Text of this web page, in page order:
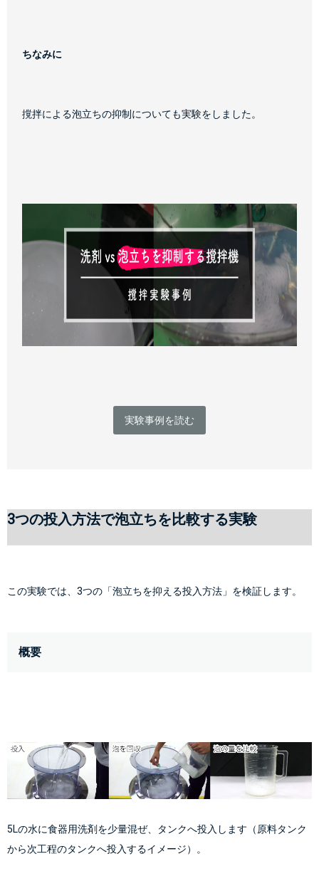
ちなみに
撹拌による泡立ちの抑制についても実験をしました。
実験事例を読む
3つの投入方法で泡立ちを比較する実験
この実験では、3つの「泡立ちを抑える投入方法」を検証します。
概要
5Lの水に食器用洗剤を少量混ぜ、タンクへ投入します（原料タンク
から次工程のタンクへ投入するイメージ）。